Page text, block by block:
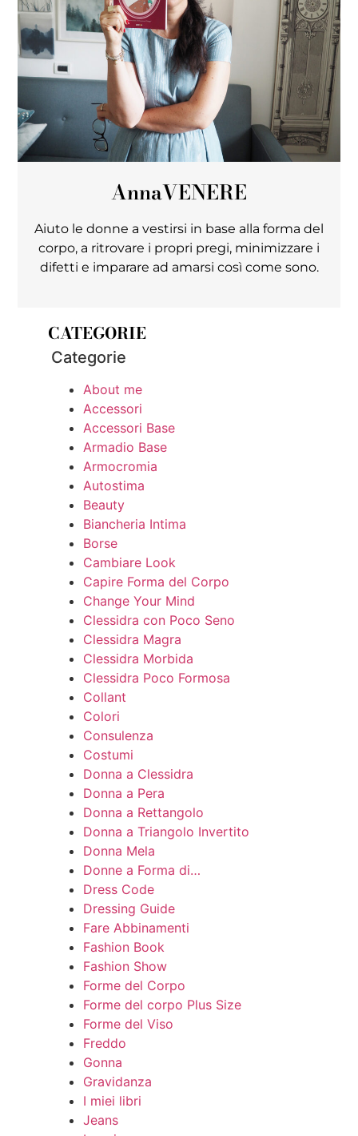
AnnaVENERE
Aiuto le donne a vestirsi in base alla forma del
corpo, a ritrovare i propri pregi, minimizzare i
difetti e imparare ad amarsi così come sono.
CATEGORIE
Categorie
About me
Accessori
Accessori Base
Armadio Base
Armocromia
Autostima
Beauty
Biancheria Intima
Borse
Cambiare Look
Capire Forma del Corpo
Change Your Mind
Clessidra con Poco Seno
Clessidra Magra
Clessidra Morbida
Clessidra Poco Formosa
Collant
Colori
Consulenza
Costumi
Donna a Clessidra
Donna a Pera
Donna a Rettangolo
Donna a Triangolo Invertito
Donna Mela
Donne a Forma di…
Dress Code
Dressing Guide
Fare Abbinamenti
Fashion Book
Fashion Show
Forme del Corpo
Forme del corpo Plus Size
Forme del Viso
Freddo
Gonna
Gravidanza
I miei libri
Jeans